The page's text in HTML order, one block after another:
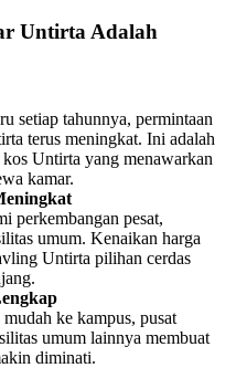
Untirta Adalah
setiap tahunnya, permintaan
terus meningkat. Ini adalah
Untirta yang menawarkan
kamar.
perkembangan pesat,
umum. Kenaikan harga
Untirta pilihan cerdas
ke kampus, pusat
umum lainnya membuat
diminati.